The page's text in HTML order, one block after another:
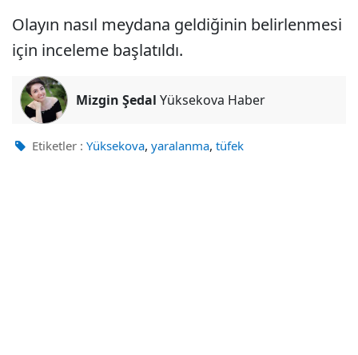
Olayın nasıl meydana geldiğinin belirlenmesi
için inceleme başlatıldı.
Mizgin Şedal Yüksekova Haber
Etiketler : Yüksekova, yaralanma, tüfek